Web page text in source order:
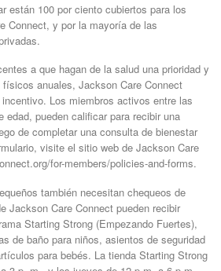
están 100 por ciento cubiertos para los
Connect, y por la mayoría de las
a que hagan de la salud una prioridad y
anuales, Jackson Care Connect
Los miembros activos entre las
edad, pueden calificar para recibir una
de completar una consulta de bienestar
visite el sitio web de Jackson Care
for-members/policies-and-forms.
también necesitan chequeos de
Jackson Care Connect pueden recibir
Starting Strong (Empezando Fuertes),
de baño para niños, asientos de seguridad
para bebés. La tienda Starting Strong